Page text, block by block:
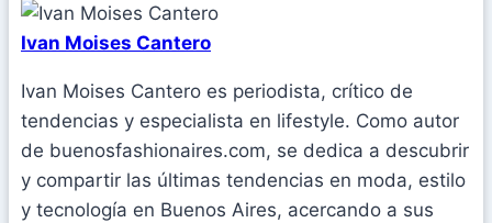
Ivan Moises Cantero
Ivan Moises Cantero es periodista, crítico de
tendencias y especialista en lifestyle. Como autor
de buenosfashionaires.com, se dedica a descubrir
y compartir las últimas tendencias en moda, estilo
y tecnología en Buenos Aires, acercando a sus